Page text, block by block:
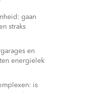
gaan
straks
en
energielek
is